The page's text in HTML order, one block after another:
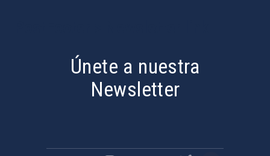
Únete a nuestra
Newsletter